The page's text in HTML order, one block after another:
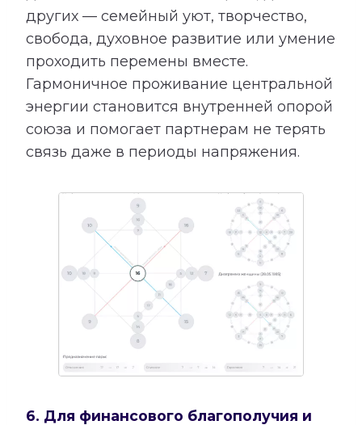
других — семейный уют, творчество,
свобода, духовное развитие или умение
проходить перемены вместе.
Гармоничное проживание центральной
энергии становится внутренней опорой
союза и помогает партнерам не терять
связь даже в периоды напряжения.
6. Для финансового благополучия и